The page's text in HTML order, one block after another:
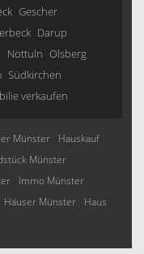
Gescher
Darup
Nottuln Olsberg
Südkirchen
verkaufen
Münster
Hauskauf
Münster
Immo Münster
Häuser Münster
Haus